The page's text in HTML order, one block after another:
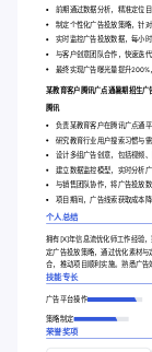
前期通过数据分析，精准定位
制定个性化广告投放策略，针
实时监控广告投放数据，每小
与客户创意团队合作，快速迭
最终实现广告曝光量提升200%
某教育客户腾讯广点通暑期招生
腾讯
负责某教育客户在腾讯广点通
研究教育行业用户搜索习惯与
设计多组广告创意，包括视频
建立数据监控模型，实时分析
与销售团队协作，将广告投放
项目期间，广告线索获取成本
个人总结
拥有[X]年信息流优化师工作经验
定广告投放策略，通过优化素材与
合，推动项目顺利实施。熟悉广告
技能专长
广告平台操作
策略制定
荣誉奖项